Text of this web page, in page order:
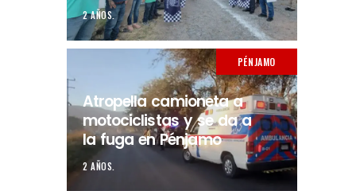
2 AÑOS.
PÉNJAMO
Atropella camioneta a
motociclistas y se da a
la fuga en Pénjamo
2 AÑOS.